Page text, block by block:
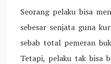
Seorang pelaku bisa
sebesar senjata guna
sebab total pemeran
Tetapi, pelaku tak bisa